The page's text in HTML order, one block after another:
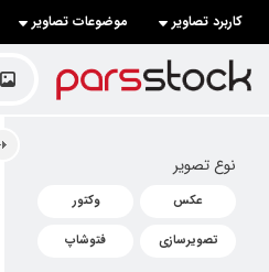
کاربرد تصاویر موضوعات تصاویر
نوع تصویر
عکس وکتور
تصویرسازی فتوشاپ
لیست قیمت ها
موضوعات تصاویر
دکوراسیون و فضاها
هنرمندان ایرانی